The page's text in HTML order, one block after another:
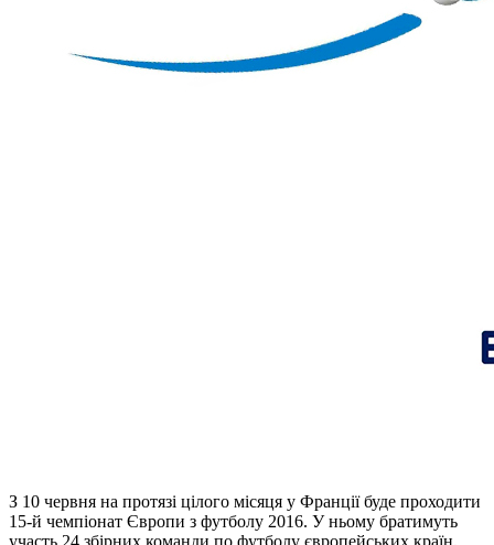
З 10 червня на протязі цілого місяця у Франції буде проходити
15-й чемпіонат Європи з футболу 2016. У ньому братимуть
участь 24 збірних команди по футболу європейських країн,